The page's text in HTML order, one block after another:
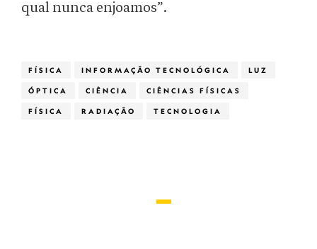
qual nunca enjoamos”.
FÍSICA INFORMAÇÃO TECNOLÓGICA LUZ
ÓPTICA CIÊNCIA CIÊNCIAS FÍSICAS
FÍSICA RADIAÇÃO TECNOLOGIA